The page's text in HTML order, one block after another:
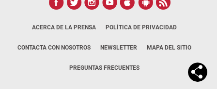
ACERCA DE LA PRENSA POLÍTICA DE PRIVACIDAD
CONTACTA CON NOSOTROS NEWSLETTER MAPA DEL SITIO
PREGUNTAS FRECUENTES